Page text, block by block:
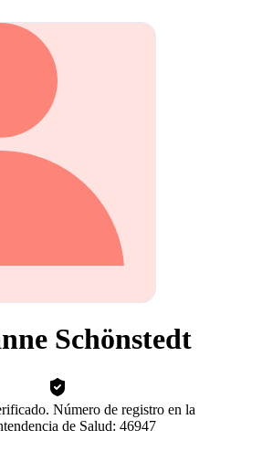
Schönstedt
Número de registro en la
de Salud: 46947